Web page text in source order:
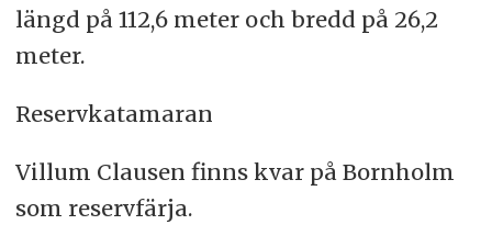
längd på 112,6 meter och bredd på 26,2
meter.
Reservkatamaran
Villum Clausen finns kvar på Bornholm
som reservfärja.